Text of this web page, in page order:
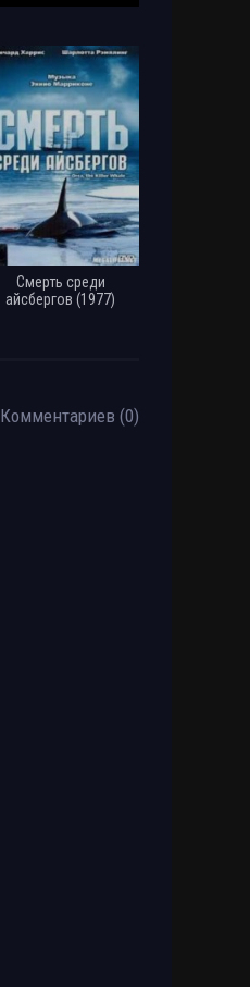
Смерть среди
айсбергов (1977)
Комментариев (0)